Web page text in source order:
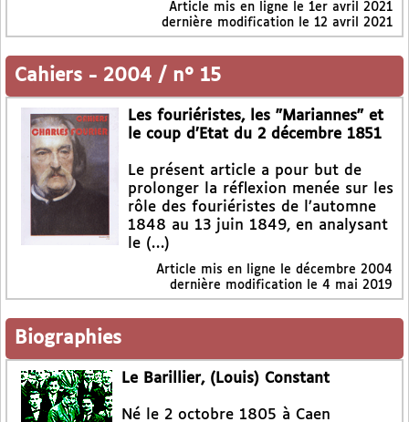
Article mis en ligne le 1er avril 2021
dernière modification le 12 avril 2021
Cahiers - 2004 / n° 15
Les fouriéristes, les "Mariannes" et
le coup d’Etat du 2 décembre 1851
Le présent article a pour but de
prolonger la réflexion menée sur les
rôle des fouriéristes de l’automne
1848 au 13 juin 1849, en analysant
le (…)
Article mis en ligne le décembre 2004
dernière modification le 4 mai 2019
Biographies
Le Barillier, (Louis) Constant
Né le 2 octobre 1805 à Caen